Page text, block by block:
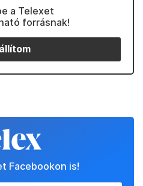
a Telexet
forrásnak!
Facebookon is!